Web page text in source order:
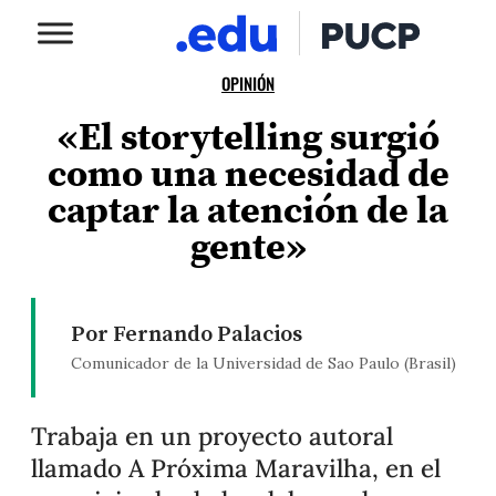
OPINIÓN
«El storytelling surgió
como una necesidad de
captar la atención de la
gente»
Por Fernando Palacios
Comunicador de la Universidad de Sao Paulo (Brasil)
Trabaja en un proyecto autoral
llamado A Próxima Maravilha, en el